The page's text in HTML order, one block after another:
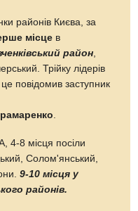
районів Києва, за
місце в
район
Трійку лідерів
повідомив заступник
4-8 місця посіли
Солом'янський,
9-10 місця у
районів.